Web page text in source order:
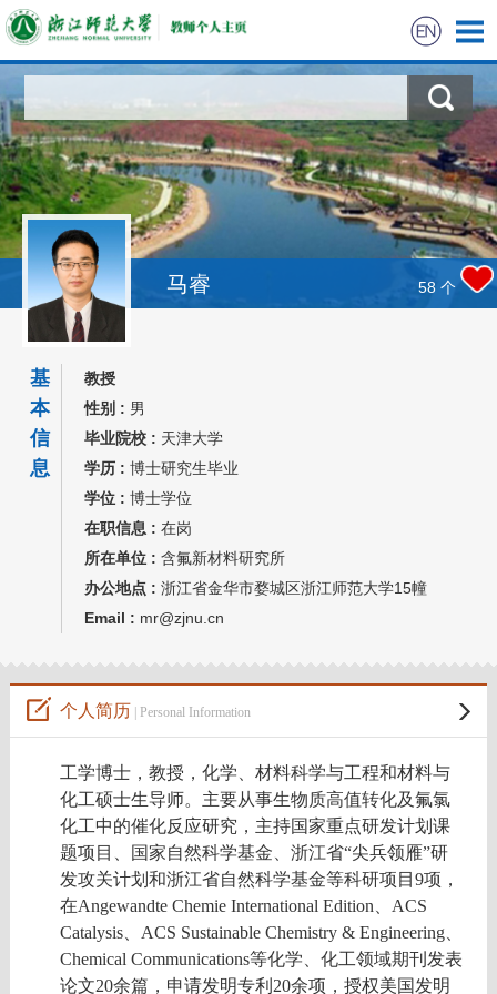
马睿 58 个
基
本
信
息
教授
性别 : 男
毕业院校 : 天津大学
学历 : 博士研究生毕业
学位 : 博士学位
在职信息 : 在岗
所在单位 : 含氟新材料研究所
办公地点 : 浙江省金华市婺城区浙江师范大学15幢
Email : mr@zjnu.cn
个人简历 | Personal Information
工学博士， 教授 ，化学、材料科学与工程和材料与
化工硕士生导师。主要从事生物质高值转化及氟氯
化工中的催化反应研究，主持国家重点研发计划课
题项目、国家自然科学基金、浙江省“尖兵领雁”研
发攻关计划和浙江省自然科学基金等科研项目 9项，
在Angewandte Chemie International Edition 、ACS
Catalysis、 ACS Sustainable Chemistry & Engineering、
Chemical Communications等化学、化工领域期刊发表
论文20余篇，申请发明专利 20余项，授权美国发明